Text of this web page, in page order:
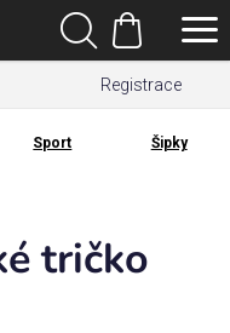
Registrace
Hledat
Nákupní
košík
Sport Šipky
tričko